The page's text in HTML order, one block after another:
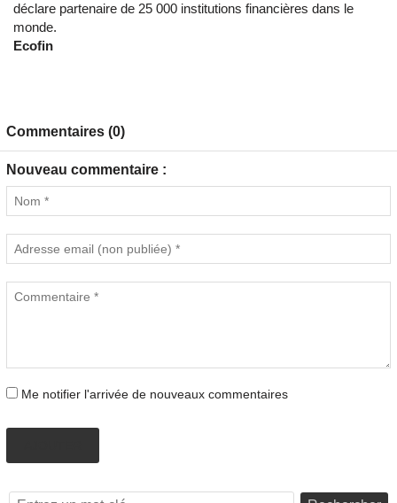
déclare partenaire de 25 000 institutions financières dans le
monde.
Ecofin
Commentaires (0)
Nouveau commentaire :
Me notifier l'arrivée de nouveaux commentaires